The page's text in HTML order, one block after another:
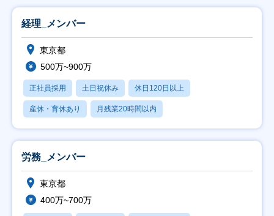
経理_メンバー
東京都
500万~900万
正社員採用 土日祝休み 休日120日以上
産休・育休あり 月残業20時間以内
労務_メンバー
東京都
400万~700万